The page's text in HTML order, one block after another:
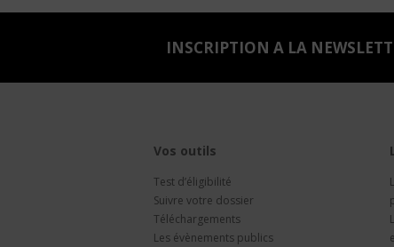
INSCRIPTION A LA
Vos outils
Test d’éligibilité
Suivre votre dossier
Téléchargements
Les évènements publics